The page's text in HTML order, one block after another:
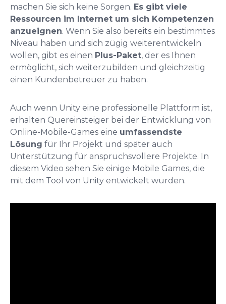
machen Sie sich keine Sorgen. Es gibt viele
Ressourcen im Internet um sich Kompetenzen
anzueignen. Wenn Sie also bereits ein bestimmtes
Niveau haben und sich zügig weiterentwickeln
wollen, gibt es einen Plus-Paket, der es Ihnen
ermöglicht, sich weiterzubilden und gleichzeitig
einen Kundenbetreuer zu haben.
Auch wenn Unity eine professionelle Plattform ist,
erhalten Quereinsteiger bei der Entwicklung von
Online-Mobile-Games eine umfassendste
Lösung für Ihr Projekt und später auch
Unterstützung für anspruchsvollere Projekte. In
diesem Video sehen Sie einige Mobile Games, die
mit dem Tool von Unity entwickelt wurden.